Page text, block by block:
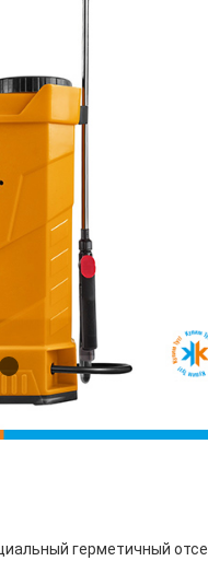
герметичный